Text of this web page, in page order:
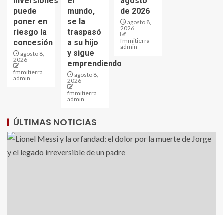
puede
poner en
riesgo la
concesión
agosto 8,
2026
fmmitierra
admin
mundo,
se la
traspasó
a su hijo
y sigue
emprendiendo
agosto 8,
2026
fmmitierra
admin
de 2026
agosto 8,
2026
fmmitierra
admin
ÚLTIMAS NOTICIAS